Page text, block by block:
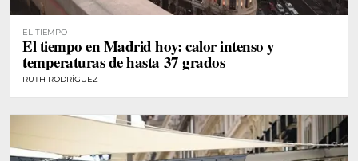
EL TIEMPO
El tiempo en Madrid hoy: calor intenso y
temperaturas de hasta 37 grados
RUTH RODRÍGUEZ